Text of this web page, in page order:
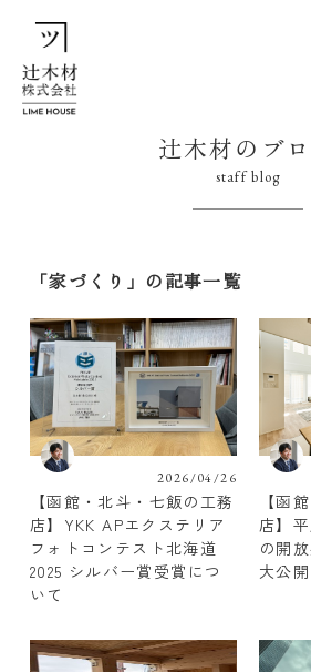
辻木材のブ
staff blog
「家づくり」の記事一覧
2026/04/26
【函館・北斗・七飯の工務
店】YKK APエクステリア
フォトコンテスト北海道
2025 シルバー賞受賞につ
いて
【函
店】
の開
大公開